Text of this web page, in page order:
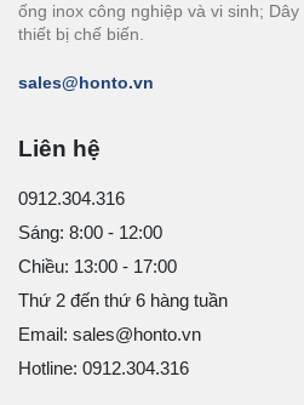
ống inox công nghiệp và vi sinh;
thiết bị chế biến.
sales@honto.vn
Liên hệ
0912.304.316
Sáng: 8:00 - 12:00
Chiều: 13:00 - 17:00
Thứ 2 đến thứ 6 hàng tuần
Email: sales@honto.vn
Hotline: 0912.304.316